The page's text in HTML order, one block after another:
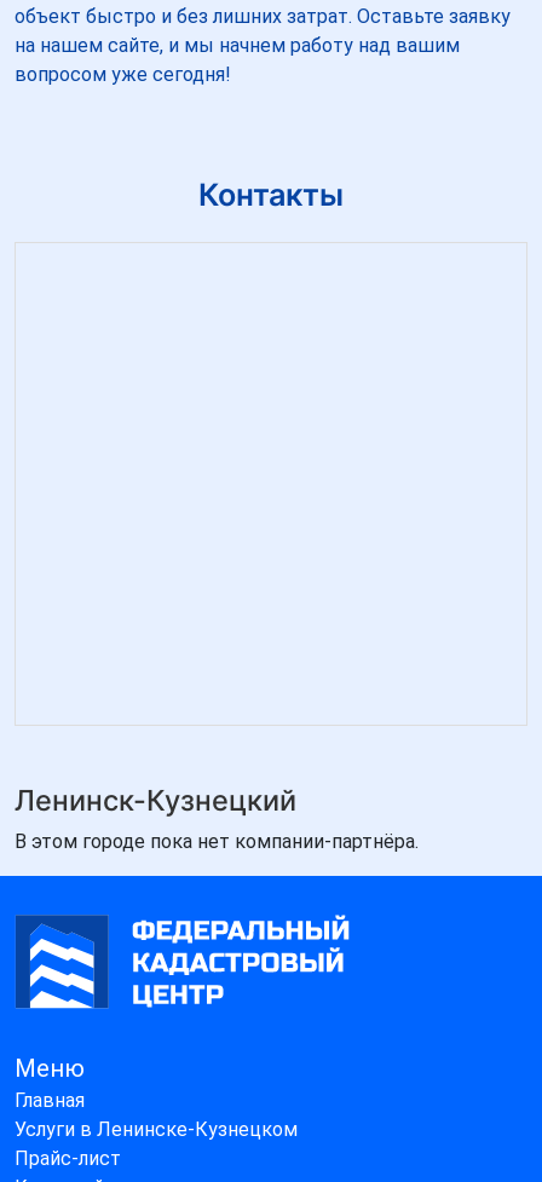
объект быстро и без лишних затрат. Оставьте заявку
на нашем сайте, и мы начнем работу над вашим
вопросом уже сегодня!
Контакты
Ленинск-Кузнецкий
В этом городе пока нет компании-партнёра.
Меню
Главная
Услуги в Ленинске-Кузнецком
Прайс-лист